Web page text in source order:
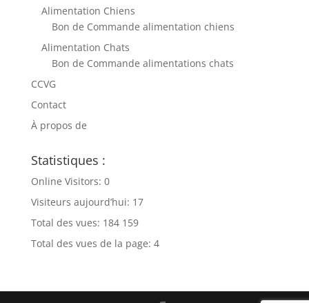
Alimentation Chiens
Bon de Commande alimentation chiens
Alimentation Chats
Bon de Commande alimentations chats
CCVG
Contact
À propos de
Statistiques :
Online Visitors: 0
Visiteurs aujourd’hui: 17
Total des vues: 184 159
Total des vues de la page: 4